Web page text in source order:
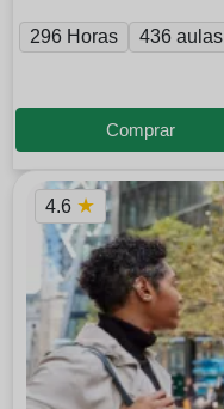
296 Horas 436 aulas
Comprar
4.6 ★